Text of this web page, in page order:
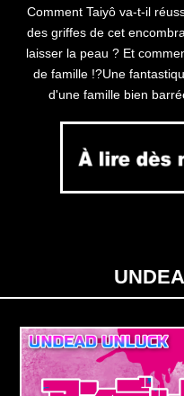
Comment Taiyô va-t-il
des griffes de cet
laisser la peau ? Et
de famille !?Une
d'une famille bien